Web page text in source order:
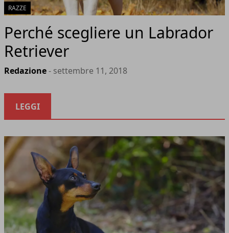
RAZZE
Perché scegliere un Labrador
Retriever
Redazione- settembre 11, 2018
LEGGI